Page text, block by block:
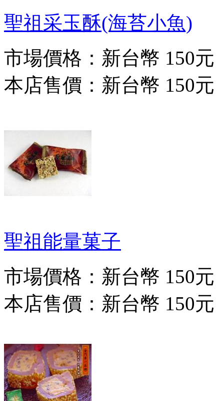
聖祖采玉酥(海苔小魚)
市場價格： 新台幣 150元
本店售價： 新台幣 150元
聖祖能量菓子
市場價格： 新台幣 150元
本店售價： 新台幣 150元